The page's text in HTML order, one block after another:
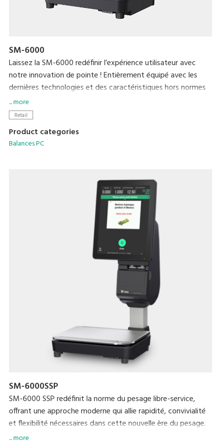
SM-6000
Laissez la SM-6000 redéfinir l’expérience utilisateur avec
notre innovation de pointe ! Entièrement équipé avec les
dernières technologies et des caractéristiques hors normes
qui offrente une praticité et une efficacité pour vous
utilisateurs comme pour vos clients. Augmentez votre chiffre
qualité inégalée.
au format protrait sont l’une des nombreuses
fonctionnalités spécialement développées pour ce modèle.
Réinventez l’expérience d'achat avec la dernière balance SM-
... more
Retail
Product categories
Balances PC
SM-6000SSP
SM-6000 SSP redéfinit la norme du pesage libre-service,
offrant une approche moderne qui allie rapidité, convivialité
et flexibilité nécessaires dans cette nouvelle ère du pesage.
Aujourd'hui, les consommateurs veulent utiliser des
... more